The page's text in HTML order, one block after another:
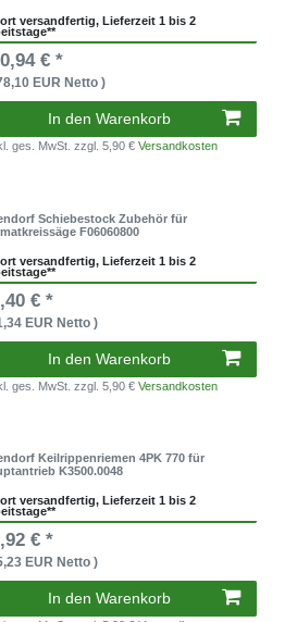
versandfertig, Lieferzeit 1 bis 2
€ *
EUR Netto )
In den Warenkorb
ges. MwSt.zzgl. 5,90 €Versandkosten
Schiebestock Zubehör für
F06060800
versandfertig, Lieferzeit 1 bis 2
€ *
EUR Netto )
In den Warenkorb
ges. MwSt.zzgl. 5,90 €Versandkosten
Keilrippenriemen 4PK 770 für
K3500.0048
versandfertig, Lieferzeit 1 bis 2
€ *
EUR Netto )
In den Warenkorb